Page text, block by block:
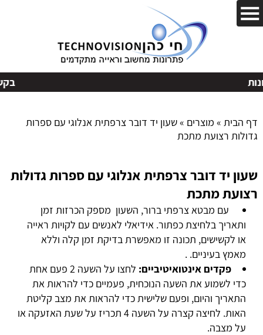
דף הבית» מוצרים »שעון יד דובר צרפתית אנלוגי עם ספרות
גדולות רצועת מתכת
שעון יד דובר צרפתית אנלוגי עם ספרות גדולות
רצועת מתכת
עם מבטא צרפתי ברור, השעון מספק הכרזות זמן
ותאריך בלחיצת כפתור. אידיאלי לאנשים עם לקויות ראייה
או לקשישים, תכונה זו מאפשרת בדיקת זמן קלה וללא
מאמץ בעיניים. .
פקדים אינטואיטיביים:
לחצו על השעה 2 פעם אחת
כדי לשמוע את השעה הנוכחית, פעמיים כדי להראות את
התאריך והיום, ופעם שלישית כדי להראות את מצב קליטת
האות. לחיצה קצרה על השעה 4 תכריז על שעת האזעקה או
על מצבה.